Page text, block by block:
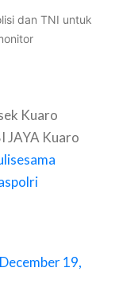
dan TNI untuk
Kuaro
JAYA Kuaro
December 19,